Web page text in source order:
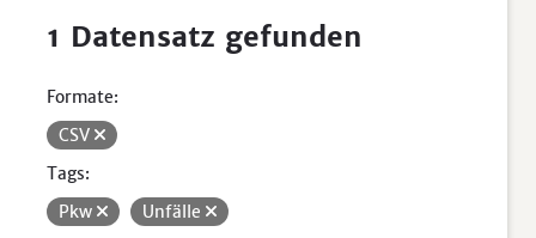
1 Datensatz gefunden
Formate:
CSV
Tags:
Pkw
Unfälle